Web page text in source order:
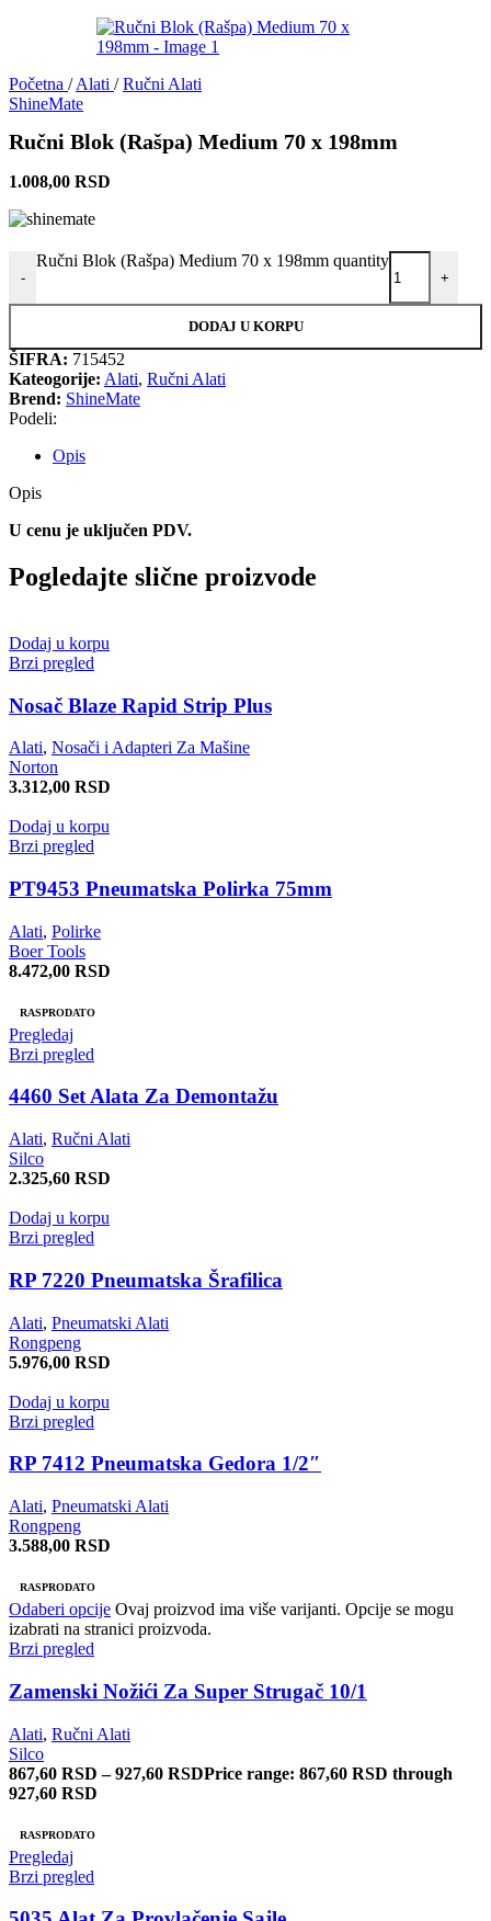
Početna / Alati / Ručni Alati
ShineMate
Ručni Blok (Rašpa) Medium 70 x 198mm
1.008,00 RSD
-
Ručni Blok (Rašpa) Medium 70 x 198mm quantity
+
DODAJ U KORPU
ŠIFRA: 715452
Kateogorije: Alati, Ručni Alati
Brend: ShineMate
Podeli:
Opis
Opis
U cenu je uključen PDV.
Pogledajte slične proizvode
Dodaj u korpu
Brzi pregled
Nosač Blaze Rapid Strip Plus
Alati, Nosači i Adapteri Za Mašine
Norton
3.312,00 RSD
Dodaj u korpu
Brzi pregled
PT9453 Pneumatska Polirka 75mm
Alati, Polirke
Boer Tools
8.472,00 RSD
RASPRODATO
Pregledaj
Brzi pregled
4460 Set Alata Za Demontažu
Alati, Ručni Alati
Silco
2.325,60 RSD
Dodaj u korpu
Brzi pregled
RP 7220 Pneumatska Šrafilica
Alati, Pneumatski Alati
Rongpeng
5.976,00 RSD
Dodaj u korpu
Brzi pregled
RP 7412 Pneumatska Gedora 1/2″
Alati, Pneumatski Alati
Rongpeng
3.588,00 RSD
RASPRODATO
Odaberi opcije Ovaj proizvod ima više varijanti. Opcije se mogu
izabrati na stranici proizvoda.
Brzi pregled
Zamenski Nožići Za Super Strugač 10/1
Alati, Ručni Alati
Silco
867,60 RSD – 927,60 RSDPrice range: 867,60 RSD through
927,60 RSD
RASPRODATO
Pregledaj
Brzi pregled